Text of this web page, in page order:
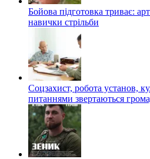
Бойова підготовка триває:
навички стрільби
Соцзахист, робота установ,
питаннями звертаються